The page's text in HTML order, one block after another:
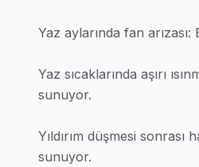
• Ekranda çizgi, leke,
• Smart televizyon sorunları
Yerinde TV Tamiri
Yaz aylarında fan
Yaz sıcaklarında aşırı
sunuyor.
Yıldırım düşmesi
sunuyor.